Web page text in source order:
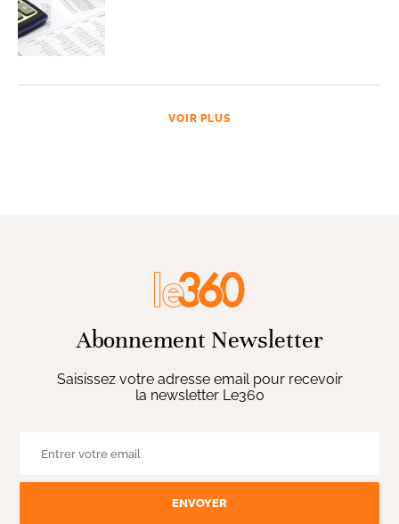
VOIR PLUS
Abonnement Newsletter
Saisissez votre adresse email pour recevoir
la newsletter Le360
ENVOYER